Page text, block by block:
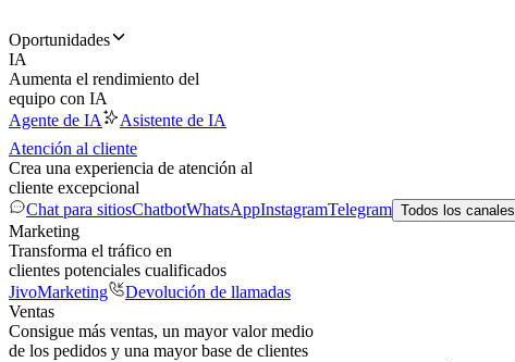
Oportunidades
IA
Aumenta el rendimiento del
equipo con IA
Agente de IA
Asistente de IA
Atención al cliente
Crea una experiencia de atención al
cliente excepcional
Chat para sitiosChatbotWhatsAppInstagramTelegram Todos los canales
Marketing
Transforma el tráfico en
clientes potenciales cualificados
JivoMarketing
Devolución de llamadas
Ventas
Consigue más ventas, un mayor valor medio
de los pedidos y una mayor base de clientes